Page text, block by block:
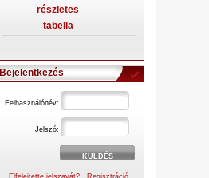
részletes
tabella
Bejelentkezés
Felhasználónév:
Jelszó:
Elfelejtette jelszavát? Regisztráció